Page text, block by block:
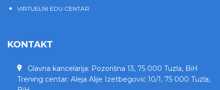
VIRTUELNI EDU CENTAR
KONTAKT
Glavna kancelarija: Pozorišna 13, 75 000 Tuzla, BiH
Trening centar: Aleja Alije Izetbegović 10/1, 75 000 Tuzla,